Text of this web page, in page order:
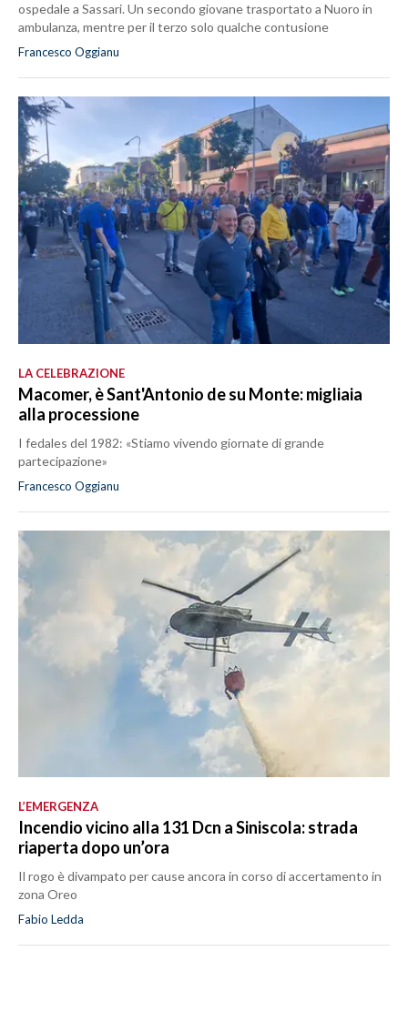
ospedale a Sassari. Un secondo giovane trasportato a Nuoro in
ambulanza, mentre per il terzo solo qualche contusione
Francesco Oggianu
LA CELEBRAZIONE
Macomer, è Sant'Antonio de su Monte: migliaia
alla processione
I fedales del 1982: «Stiamo vivendo giornate di grande
partecipazione»
Francesco Oggianu
L’EMERGENZA
Incendio vicino alla 131 Dcn a Siniscola: strada
riaperta dopo un’ora
Il rogo è divampato per cause ancora in corso di accertamento in
zona Oreo
Fabio Ledda